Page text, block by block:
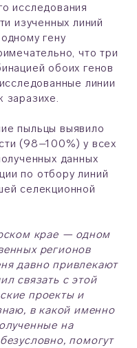
исследования
изученных линий
гену
что три
обоих генов
линии
заразихе.
пыльцы выявило
(98–100%) у всех
данных
по отбору линий
селекционной
крае — одном
регионов
давно привлекают
связать с этой
проекты и
в какой именно
на
помогут